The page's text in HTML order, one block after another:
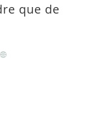
que de